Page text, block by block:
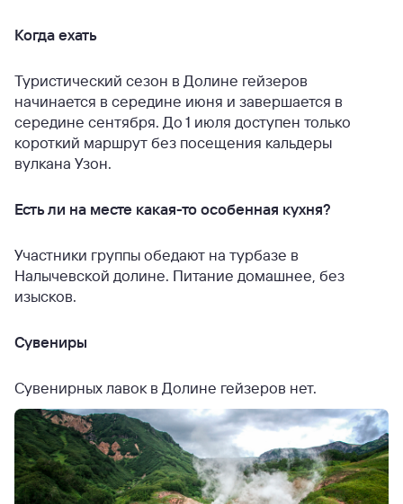
Когда ехать
Туристический сезон в Долине гейзеров
начинается в середине июня и завершается в
середине сентября. До 1 июля доступен только
короткий маршрут без посещения кальдеры
вулкана Узон.
Есть ли на месте какая-то особенная кухня?
Участники группы обедают на турбазе в
Налычевской долине. Питание домашнее, без
изысков.
Сувениры
Сувенирных лавок в Долине гейзеров нет.